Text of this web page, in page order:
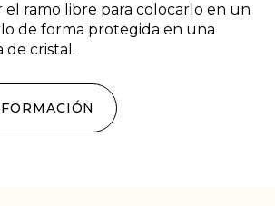
ramo libre para colocarlo en un
de forma protegida en una
de cristal.